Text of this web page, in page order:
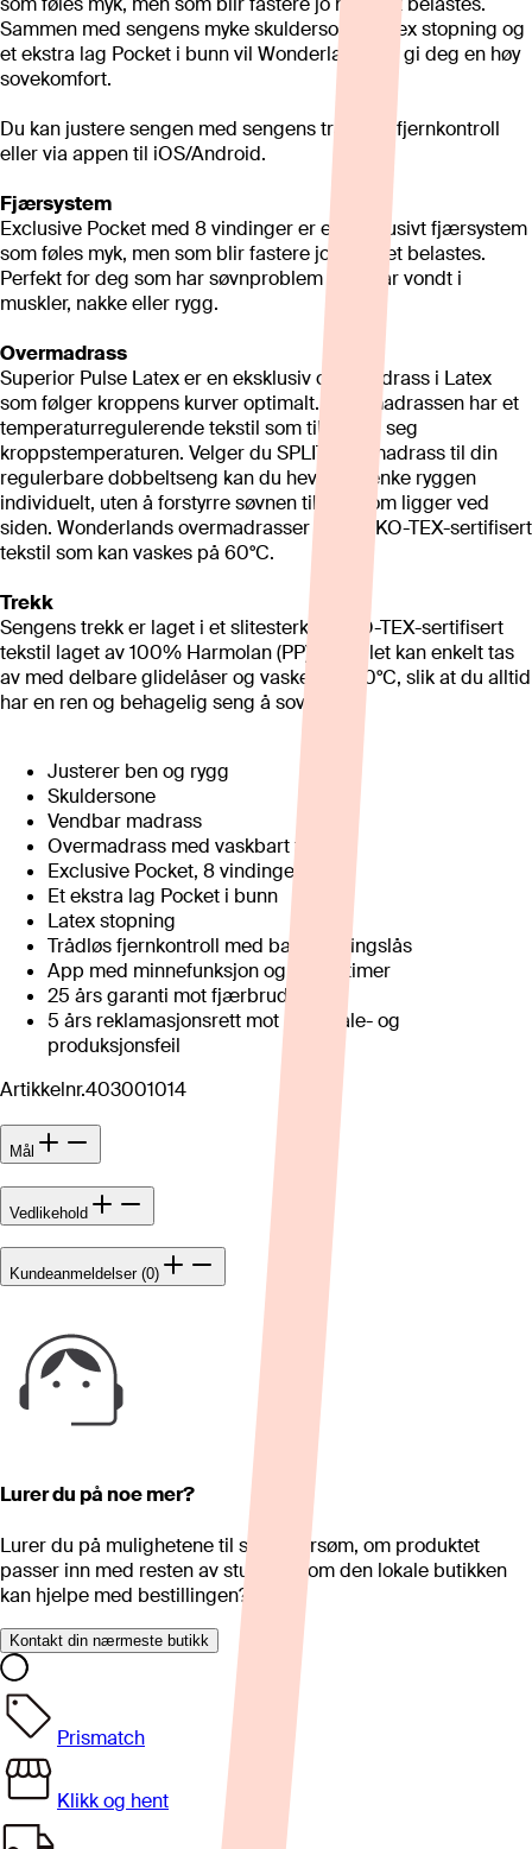
Sammen med sengens myke skuldersone, Latex stopning og
et ekstra lag Pocket i bunn vil Wonderland 612 gi deg en høy
sovekomfort.
Du kan justere sengen med sengens trådløse fjernkontroll
eller via appen til iOS/Android.
Fjærsystem
Exclusive Pocket med 8 vindinger er et eksklusivt fjærsystem
som føles myk, men som blir fastere jo mer det belastes.
Perfekt for deg som har søvnproblem eller har vondt i
muskler, nakke eller rygg.
Overmadrass
Superior Pulse Latex er en eksklusiv overmadrass i Latex
som følger kroppens kurver optimalt. Overmadrassen har et
temperaturregulerende tekstil som tilpasser seg
kroppstemperaturen. Velger du SPLIT overmadrass til din
regulerbare dobbeltseng kan du heve og senke ryggen
individuelt, uten å forstyrre søvnen til den som ligger ved
siden. Wonderlands overmadrasser har OEKO-TEX-sertifisert
tekstil som kan vaskes på 60°C.
Trekk
Sengens trekk er laget i et slitesterkt OEKO-TEX-sertifisert
tekstil laget av 100% Harmolan (PP). Tekstilet kan enkelt tas
av med delbare glidelåser og vaskes på 60°C, slik at du alltid
har en ren og behagelig seng å sove i.
Justerer ben og rygg
Skuldersone
Vendbar madrass
Overmadrass med vaskbart tekstil
Exclusive Pocket, 8 vindinger
Et ekstra lag Pocket i bunn
Latex stopning
Trådløs fjernkontroll med barnesikringslås
App med minnefunksjon og Sleep timer
25 års garanti mot fjærbrudd
5 års reklamasjonsrett mot materiale- og
produksjonsfeil
Artikkelnr.403001014
Mål
Vedlikehold
Kundeanmeldelser (0)
Lurer du på noe mer?
Lurer du på mulighetene til skreddersøm, om produktet
passer inn med resten av stua eller om den lokale butikken
kan hjelpe med bestillingen?
Kontakt din nærmeste butikk
Prismatch
Klikk og hent